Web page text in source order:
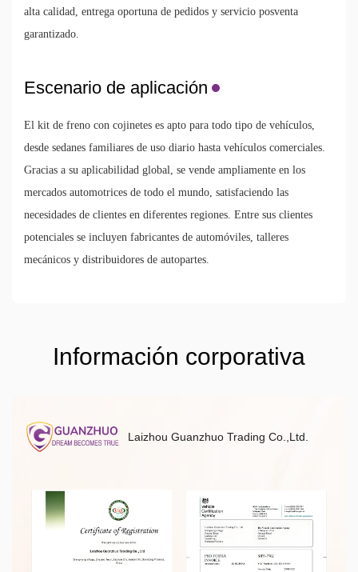
alta calidad, entrega oportuna de pedidos y servicio posventa
garantizado.
Escenario de aplicación
El kit de freno con cojinetes es apto para todo tipo de vehículos,
desde sedanes familiares de uso diario hasta vehículos comerciales.
Gracias a su aplicabilidad global, se vende ampliamente en los
mercados automotrices de todo el mundo, satisfaciendo las
necesidades de clientes en diferentes regiones. Entre sus clientes
potenciales se incluyen fabricantes de automóviles, talleres
mecánicos y distribuidores de autopartes.
Información corporativa
Laizhou Guanzhuo Trading Co.,Ltd.